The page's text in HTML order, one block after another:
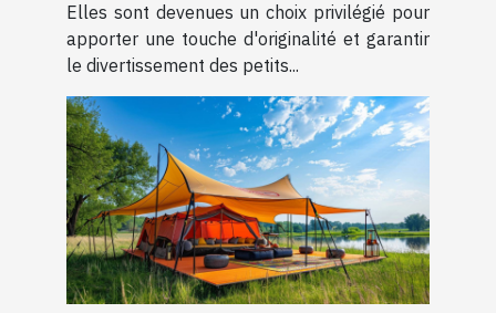
Elles sont devenues un choix privilégié pour
apporter une touche d'originalité et garantir
le divertissement des petits...